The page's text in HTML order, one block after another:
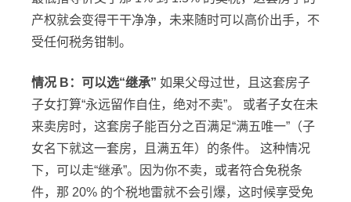
产权就会变得干干净净，未来随时可以高价出手，不
受任何税务钳制。
情况 B：可以选“继承” 如果父母过世，且这套房子
子女打算“永远留作自住，绝对不卖”。 或者子女在未
来卖房时，这套房子能百分之百满足“满五唯一”（子
女名下就这一套房，且满五年）的条件。 这种情况
下，可以走“继承”。因为你不卖，或者符合免税条
件，那 20% 的个税地雷就不会引爆，这时候享受免